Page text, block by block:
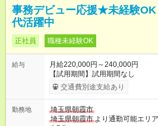
事務デビュー応援★未経験
代活躍中
正社員 職種未経験OK
給与
月給220,000円～240,000円
【試用期間】試用期間なし
交通費別途支給あり
勤務地
埼玉県朝霞市
埼玉県朝霞市 より通勤可能エリ